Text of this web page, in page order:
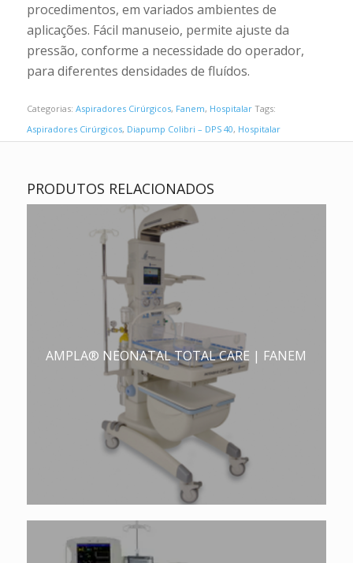
procedimentos, em variados ambientes de
aplicações. Fácil manuseio, permite ajuste da
pressão, conforme a necessidade do operador,
para diferentes densidades de fluídos.
Categorias: Aspiradores Cirúrgicos, Fanem, Hospitalar Tags:
Aspiradores Cirúrgicos, Diapump Colibri – DPS 40, Hospitalar
PRODUTOS RELACIONADOS
AMPLA® NEONATAL TOTAL CARE | FANEM